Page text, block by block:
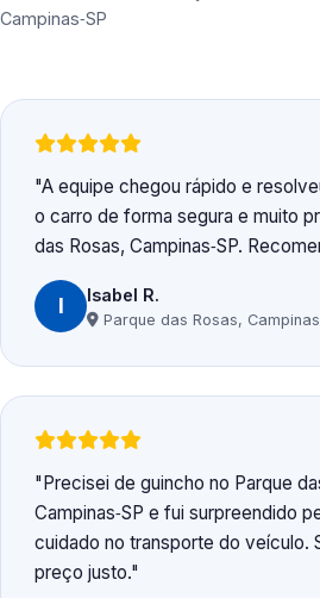
Campinas‑SP
A equipe chegou rápido e
o carro de forma segura e muito
das Rosas, Campinas‑SP.
I Isabel R.
Parque das Rosas,
Precisei de guincho no Parque
Campinas‑SP e fui surpreendido
cuidado no transporte do veículo.
preço justo.